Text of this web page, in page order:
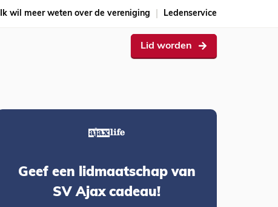
Ik wil meer weten over de vereniging Ledenservice
Lid worden
Geef een lidmaatschap van
SV Ajax cadeau!